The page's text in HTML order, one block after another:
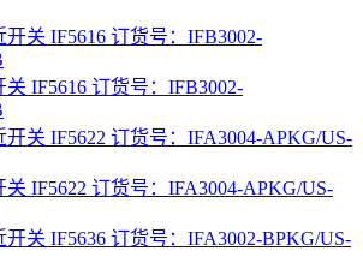
IF5616 订货号：IFB3002-
IF5622 订货号：IFA3004-APKG/US-